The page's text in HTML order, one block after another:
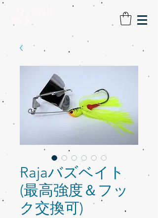
Rajaバズベイト
(最高強度＆フッ
ク交換可)